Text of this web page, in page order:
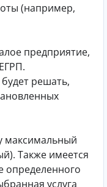
(например,
предприятие,
решать,
максимальный
Также имеется
определенного
услуга